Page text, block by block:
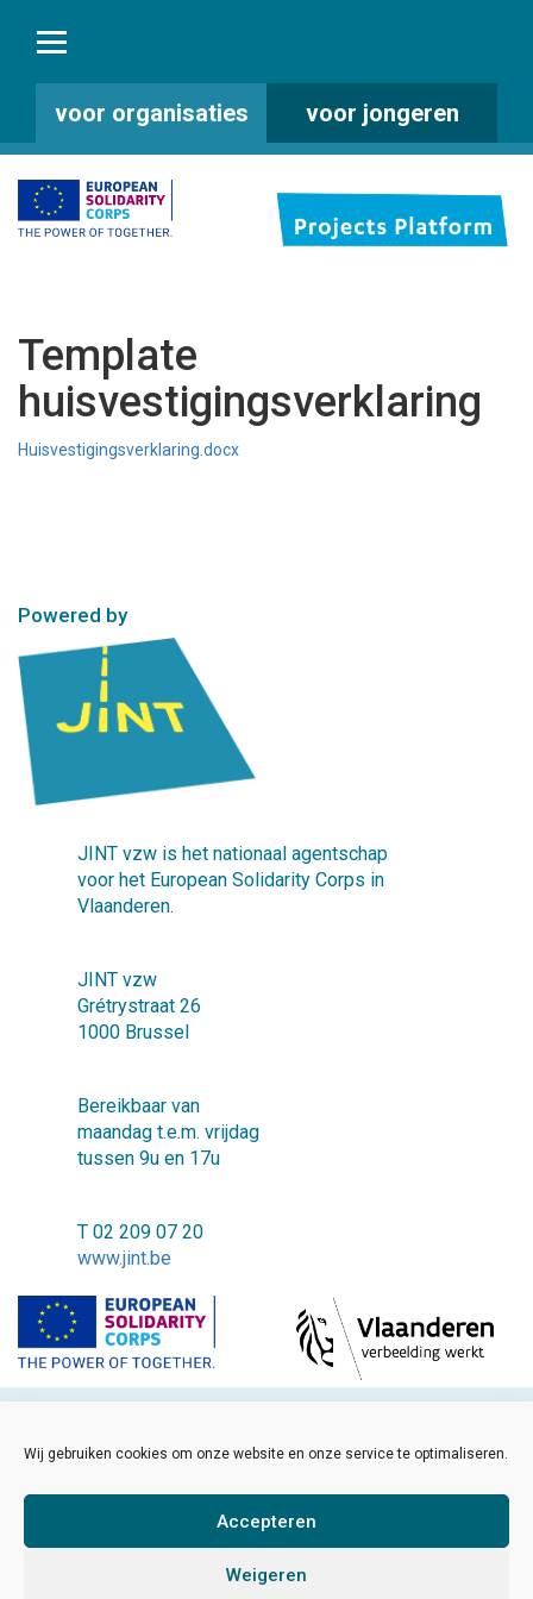
Wij gebruiken cookies om onze website en onze service te optimaliseren.
Accepteren
Weigeren
voor organisaties voor jongeren
Template
huisvestigingsverklaring
Huisvestigingsverklaring.docx
Powered by
JINT vzw is het nationaal agentschap
voor het European Solidarity Corps in
Vlaanderen.
JINT vzw
Grétrystraat 26
1000 Brussel
Bereikbaar van
maandag t.e.m. vrijdag
tussen 9u en 17u
T 02 209 07 20
www.jint.be